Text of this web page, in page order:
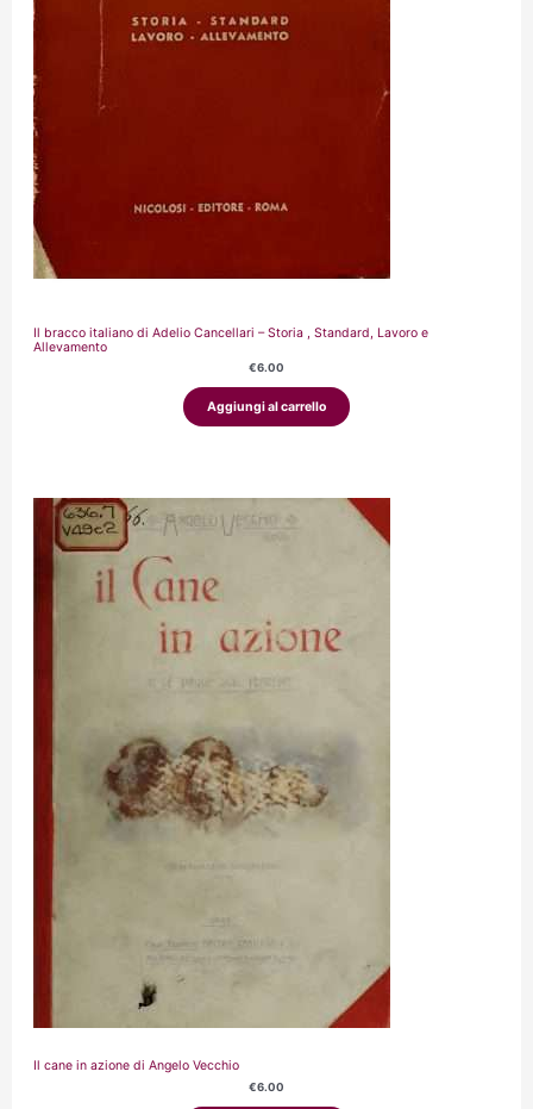
Il bracco italiano di Adelio Cancellari – Storia , Standard, Lavoro e
Allevamento
€6.00
Aggiungi al carrello
Il cane in azione di Angelo Vecchio
€6.00